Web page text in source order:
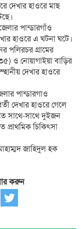
দেখার হাওরে মাছ
পান্ডারগাঁও
হাওরে এ ঘটনা ঘটে।
পলিরচর গ্রামের
ও নোয়াগাইয়া বাড়ির
দেখার হাওরে
পান্ডারগাও
দেখার হাওরে গেলে
সাথে-সাথে দুইজন
চিকিৎসা
জাহিদুল হক
করুন